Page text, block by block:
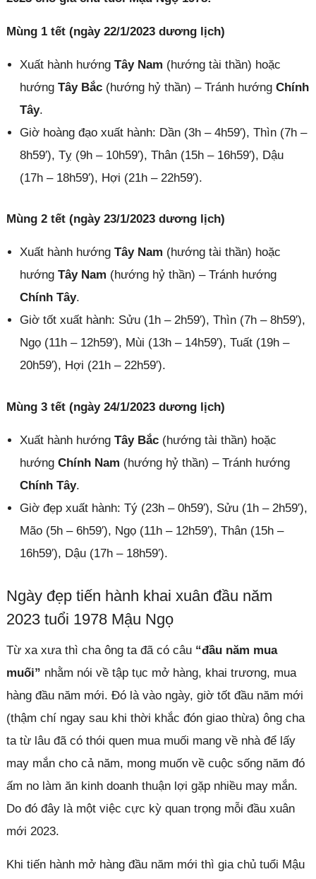
Mùng 1 tết (ngày 22/1/2023 dương lịch)
Xuất hành hướng Tây Nam (hướng tài thần) hoặc
hướng Tây Bắc(hướng hỷ thần) – Tránh hướng Chính
Tây.
Giờ hoàng đạo xuất hành: Dần (3h – 4h59′), Thìn (7h –
8h59′), Tỵ (9h – 10h59′), Thân (15h – 16h59′), Dậu
(17h – 18h59′), Hợi (21h – 22h59′).
Mùng 2 tết (ngày 23/1/2023 dương lịch)
Xuất hành hướng Tây Nam (hướng tài thần) hoặc
hướng Tây Nam (hướng hỷ thần) – Tránh hướng
Chính Tây.
Giờ tốt xuất hành: Sửu (1h – 2h59′), Thìn (7h – 8h59′),
Ngọ (11h – 12h59′), Mùi (13h – 14h59′), Tuất (19h –
20h59′), Hợi (21h – 22h59′).
Mùng 3 tết (ngày 24/1/2023 dương lịch)
Xuất hành hướng Tây Bắc(hướng tài thần) hoặc
hướng Chính Nam (hướng hỷ thần) – Tránh hướng
Chính Tây.
Giờ đẹp xuất hành: Tý (23h – 0h59′), Sửu (1h – 2h59′),
Mão (5h – 6h59′), Ngọ (11h – 12h59′), Thân (15h –
16h59′), Dậu (17h – 18h59′).
Ngày đẹp tiến hành khai xuân đầu năm
2023 tuổi 1978 Mậu Ngọ
Từ xa xưa thì cha ông ta đã có câu “đầu năm mua
muối” nhằm nói về tập tục mở hàng, khai trương, mua
hàng đầu năm mới. Đó là vào ngày, giờ tốt đầu năm mới
(thậm chí ngay sau khi thời khắc đón giao thừa) ông cha
ta từ lâu đã có thói quen mua muối mang về nhà để lấy
may mắn cho cả năm, mong muốn về cuộc sống năm đó
ấm no làm ăn kinh doanh thuận lợi gặp nhiều may mắn.
Do đó đây là một việc cực kỳ quan trọng mỗi đầu xuân
mới 2023.
Khi tiến hành mở hàng đầu năm mới thì gia chủ tuổi Mậu